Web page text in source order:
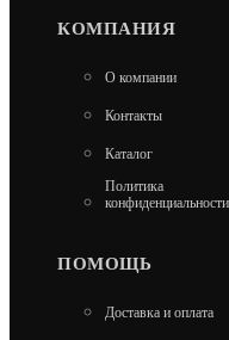
233 000
КОМПАНИЯ
О компании
Контакты
Каталог
Политика
конфиденциальности
ПОМОЩЬ
Доставка и оплата